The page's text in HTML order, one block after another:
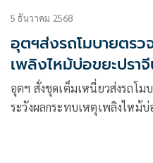
5 ธันวาคม 2568
อุตฯส่งรถโมบายตร
เพลิงไหม้บ่อขยะปรา
อุตฯ สั่งชุดเต็มเหนี่ยวส่งรถโม
ระวังผลกระทบเหตุเพลิงไห